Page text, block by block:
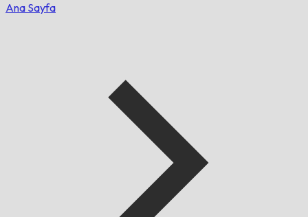
Ana Sayfa